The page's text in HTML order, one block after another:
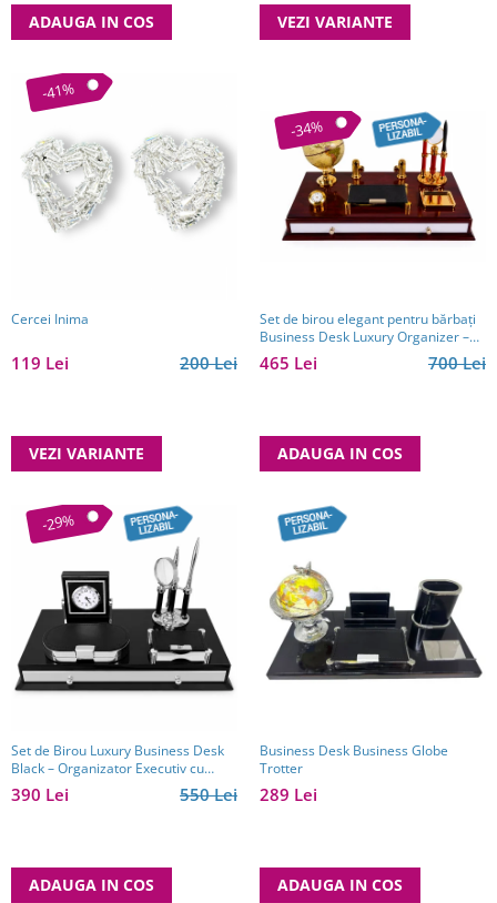
ADAUGA IN COS VEZI VARIANTE
-41%
Cercei Inima
200 Lei
119 Lei
VEZI VARIANTE
-34%
Set de birou elegant pentru bărbați
Business Desk Luxury Organizer –
cadou premium
700 Lei
465 Lei
ADAUGA IN COS
-29%
Set de Birou Luxury Business Desk
Black – Organizator Executiv cu
Ceas și Accesorii
550 Lei
390 Lei
ADAUGA IN COS
Business Desk Business Globe
Trotter
289 Lei
ADAUGA IN COS